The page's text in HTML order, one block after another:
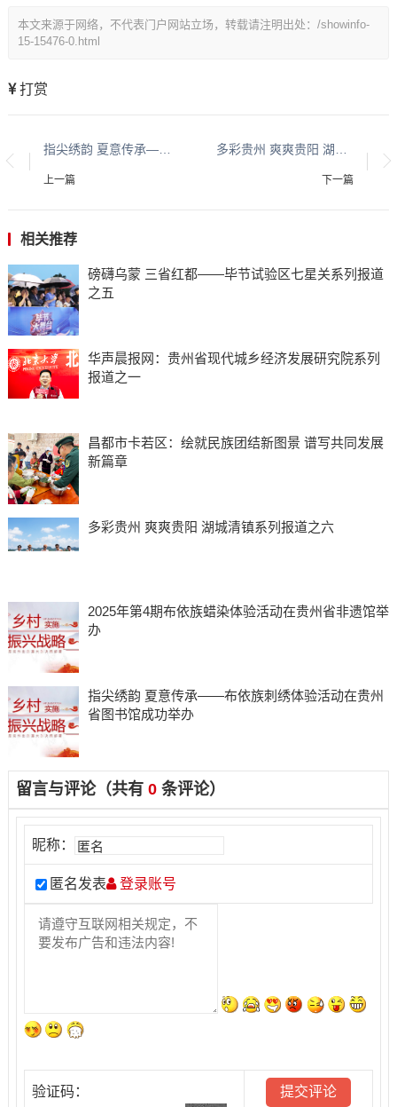
本文来源于网络，不代表门户网站立场，转载请注明出处：/showinfo-
15-15476-0.html
打赏
指尖绣韵 夏意传承——布依族刺绣体验活动在贵州省图书馆成功举办
上一篇 下一篇
相关推荐
磅礴乌蒙 三省红都——毕节试验区七星关系列报道
之五
华声晨报网：贵州省现代城乡经济发展研究院系列
报道之一
昌都市卡若区：绘就民族团结新图景 谱写共同发展
新篇章
多彩贵州 爽爽贵阳 湖城清镇系列报道之六
2025年第4期布依族蜡染体验活动在贵州省非遗馆举
办
指尖绣韵 夏意传承——布依族刺绣体验活动在贵州
省图书馆成功举办
留言与评论（共有 0条评论）
昵称：
匿名发表 登录账号
验证码：